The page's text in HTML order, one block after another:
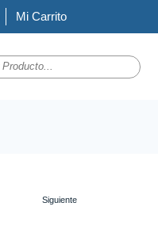
Mi Carrito